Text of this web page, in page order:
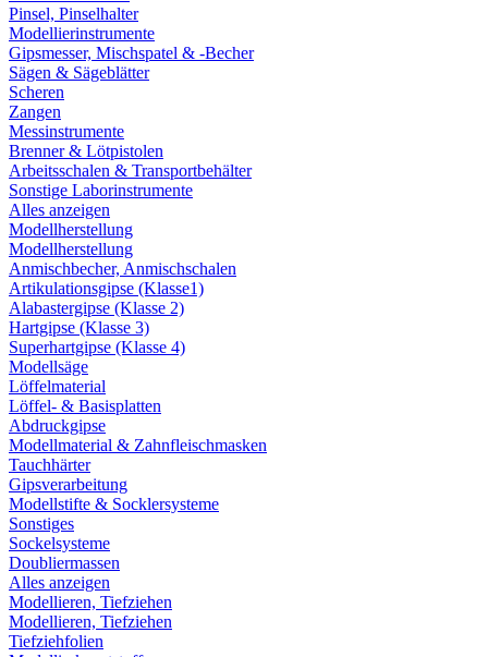
Pinsel, Pinselhalter
Modellierinstrumente
Gipsmesser, Mischspatel & -Becher
Sägen & Sägeblätter
Scheren
Zangen
Messinstrumente
Brenner & Lötpistolen
Arbeitsschalen & Transportbehälter
Sonstige Laborinstrumente
Alles anzeigen
Modellherstellung
Modellherstellung
Anmischbecher, Anmischschalen
Artikulationsgipse (Klasse1)
Alabastergipse (Klasse 2)
Hartgipse (Klasse 3)
Superhartgipse (Klasse 4)
Modellsäge
Löffelmaterial
Löffel- & Basisplatten
Abdruckgipse
Modellmaterial & Zahnfleischmasken
Tauchhärter
Gipsverarbeitung
Modellstifte & Socklersysteme
Sonstiges
Sockelsysteme
Doubliermassen
Alles anzeigen
Modellieren, Tiefziehen
Modellieren, Tiefziehen
Tiefziehfolien